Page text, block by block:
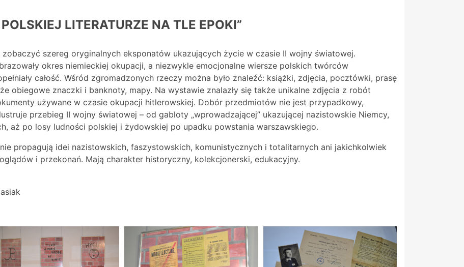
LITERATURZE NA TLE EPOKI”
szereg oryginalnych eksponatów ukazujących życie w czasie II wojny światowej.
okres niemieckiej okupacji, a niezwykle emocjonalne wiersze polskich twórców
całość. Wśród zgromadzonych rzeczy można było znaleźć: książki, zdjęcia, pocztówki, prasę
obiegowe znaczki i banknoty, mapy. Na wystawie znalazły się także unikalne zdjęcia z robót
używane w czasie okupacji hitlerowskiej. Dobór przedmiotów nie jest przypadkowy,
przebieg II wojny światowej – od gabloty „wprowadzającej” ukazującej nazistowskie Niemcy,
aż po losy ludności polskiej i żydowskiej po upadku powstania warszawskiego.
propagują idei nazistowskich, faszystowskich, komunistycznych i totalitarnych ani jakichkolwiek
i przekonań. Mają charakter historyczny, kolekcjonerski, edukacyjny.